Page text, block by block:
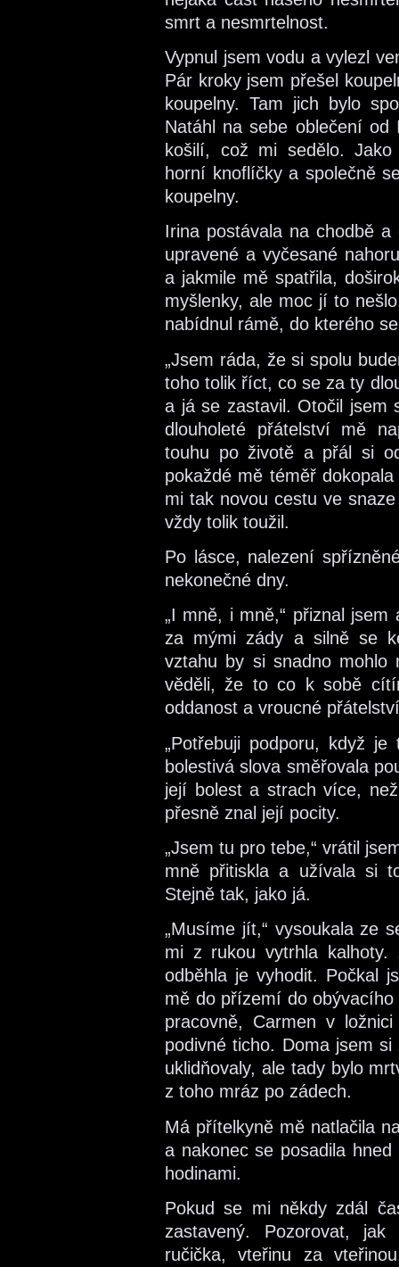
smrt a nesmrtelnost.
Vypnul jsem vodu a vylezl
Pár kroky jsem přešel
koupelny. Tam jich bylo
Natáhl na sebe oblečení od
košilí, což mi sedělo.
horní knoflíčky a společně
koupelny.
Irina postávala na chodbě
upravené a vyčesané
a jakmile mě spatřila,
myšlenky, ale moc jí to
nabídnul rámě, do kterého
„Jsem ráda, že si spolu
toho tolik říct, co se za ty
a já se zastavil. Otočil jsem
dlouholeté přátelství mě
touhu po životě a přál si
pokaždé mě téměř
mi tak novou cestu ve
vždy tolik toužil.
Po lásce, nalezení
nekonečné dny.
„I mně, i mně,“ přiznal
za mými zády a silně se
vztahu by si snadno mohlo
věděli, že to co k sobě
oddanost a vroucné
„Potřebuji podporu, když
bolestivá slova směřovala
její bolest a strach více,
přesně znal její pocity.
„Jsem tu pro tebe,“ vrátil
mně přitiskla a užívala si
Stejně tak, jako já.
„Musíme jít,“ vysoukala ze
mi z rukou vytrhla kalhoty.
odběhla je vyhodit. Počkal
mě do přízemí do
pracovně, Carmen v
podivné ticho. Doma jsem
uklidňovaly, ale tady bylo
z toho mráz po zádech.
Má přítelkyně mě natlačila
a nakonec se posadila
hodinami.
Pokud se mi někdy zdál
zastavený. Pozorovat,
ručička, vteřinu za